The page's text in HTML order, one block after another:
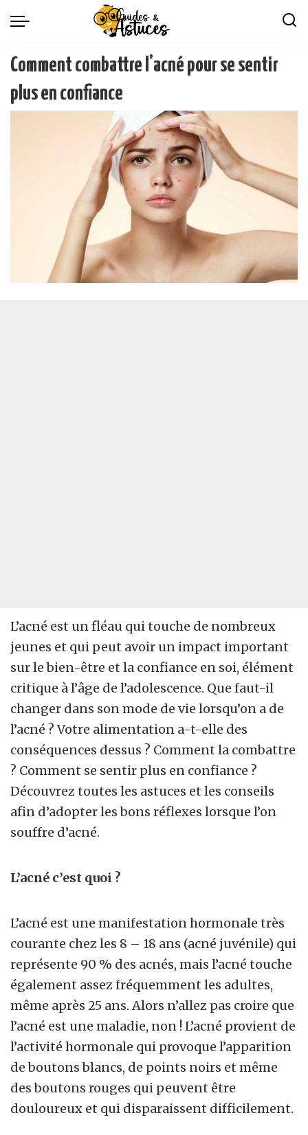
Comment combattre l’acné pour se sentir
plus en confiance
L’acné est un fléau qui touche de nombreux
jeunes et qui peut avoir un impact important
sur le bien-être et la confiance en soi, élément
critique à l’âge de l’adolescence. Que faut-il
changer dans son mode de vie lorsqu’on a de
l’acné ? Votre alimentation a-t-elle des
conséquences dessus ? Comment la combattre
? Comment se sentir plus en confiance ?
Découvrez toutes les astuces et les conseils
afin d’adopter les bons réflexes lorsque l’on
souffre d’acné.
L’acné c’est quoi ?
L’acné est une manifestation hormonale très
courante chez les 8 – 18 ans (acné juvénile) qui
représente 90 % des acnés, mais l’acné touche
également assez fréquemment les adultes,
même après 25 ans. Alors n’allez pas croire que
l’acné est une maladie, non ! L’acné provient de
l’activité hormonale qui provoque l’apparition
de boutons blancs, de points noirs et même
des boutons rouges qui peuvent être
douloureux et qui disparaissent difficilement.